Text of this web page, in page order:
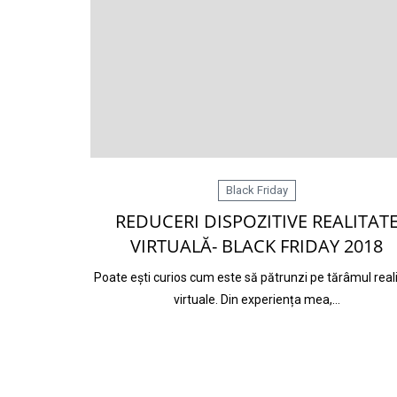
Black Friday
REDUCERI DISPOZITIVE REALITATE
VIRTUALĂ- BLACK FRIDAY 2018
Poate ești curios cum este să pătrunzi pe tărâmul
virtuale. Din experiența mea,…